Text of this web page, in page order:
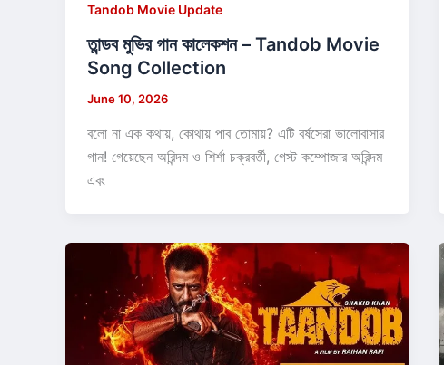
Tandob Movie Update
তান্ডব মুভির গান কালেকশন – Tandob Movie
Song Collection
June 10, 2026
বলো না এক কথায়, কোথায় পাব তোমায়? এটি বর্ষসেরা ভালোবাসার
গান! গেয়েছেন অরিন্দম ও শির্শা চক্রবর্তী, গেস্ট কম্পোজার অরিন্দম
এবং